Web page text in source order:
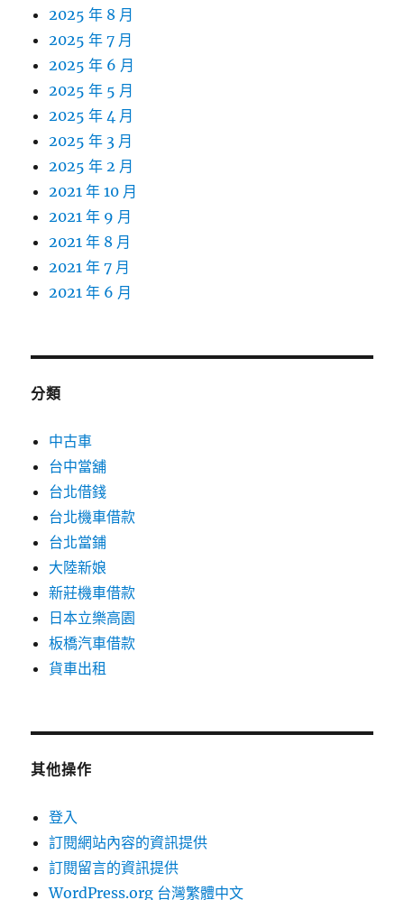
2025 年 8 月
2025 年 7 月
2025 年 6 月
2025 年 5 月
2025 年 4 月
2025 年 3 月
2025 年 2 月
2021 年 10 月
2021 年 9 月
2021 年 8 月
2021 年 7 月
2021 年 6 月
分類
中古車
台中當舖
台北借錢
台北機車借款
台北當鋪
大陸新娘
新莊機車借款
日本立樂高園
板橋汽車借款
貨車出租
其他操作
登入
訂閱網站內容的資訊提供
訂閱留言的資訊提供
WordPress.org 台灣繁體中文